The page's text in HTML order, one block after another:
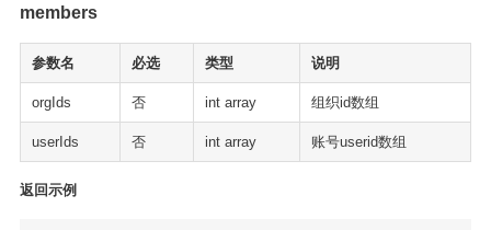
members
参数名 必选 类型 说明
orgIds 否 int array 组织id数组
userIds 否 int array 账号userid数组
返回示例